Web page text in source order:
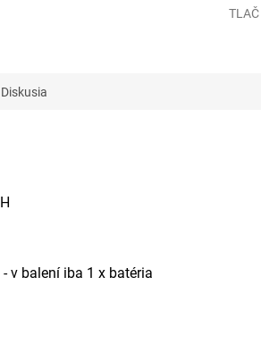
TLAČ
Diskusia
v balení iba 1 x batéria